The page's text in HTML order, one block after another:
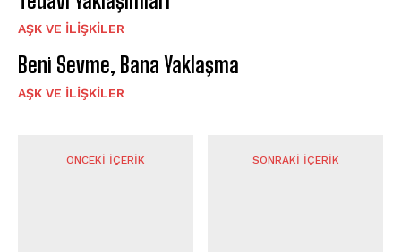
AŞK VE İLIŞKILER
Beni Sevme, Bana Yaklaşma
AŞK VE İLIŞKILER
ÖNCEKI İÇERIK SONRAKI İÇERIK